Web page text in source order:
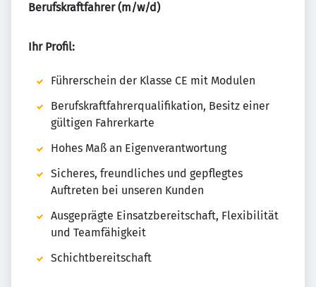
Berufskraftfahrer (m/w/d)
Ihr Profil:
Führerschein der Klasse CE mit Modulen
Berufskraftfahrerqualifikation, Besitz einer
gültigen Fahrerkarte
Hohes Maß an Eigenverantwortung
Sicheres, freundliches und gepflegtes
Auftreten bei unseren Kunden
Ausgeprägte Einsatzbereitschaft, Flexibilität
und Teamfähigkeit
Schichtbereitschaft